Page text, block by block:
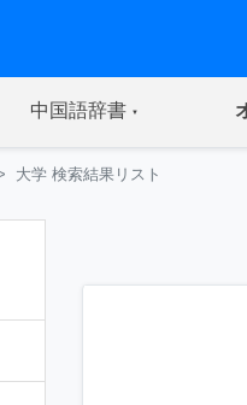
中国語辞書(current)
大学 検索結果リスト